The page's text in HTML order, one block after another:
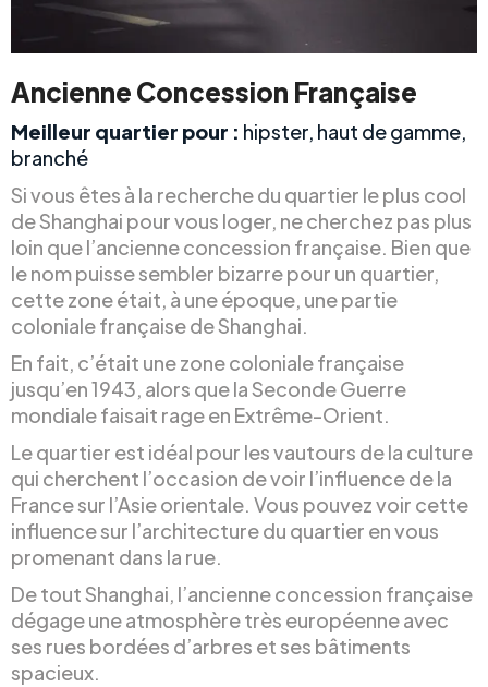
Ancienne Concession Française
Meilleur quartier pour : hipster, haut de gamme,
branché
Si vous êtes à la recherche du quartier le plus cool
de Shanghai pour vous loger, ne cherchez pas plus
loin que l’ancienne concession française. Bien que
le nom puisse sembler bizarre pour un quartier,
cette zone était, à une époque, une partie
coloniale française de Shanghai.
En fait, c’était une zone coloniale française
jusqu’en 1943, alors que la Seconde Guerre
mondiale faisait rage en Extrême-Orient.
Le quartier est idéal pour les vautours de la culture
qui cherchent l’occasion de voir l’influence de la
France sur l’Asie orientale. Vous pouvez voir cette
influence sur l’architecture du quartier en vous
promenant dans la rue.
De tout Shanghai, l’ancienne concession française
dégage une atmosphère très européenne avec
ses rues bordées d’arbres et ses bâtiments
spacieux.